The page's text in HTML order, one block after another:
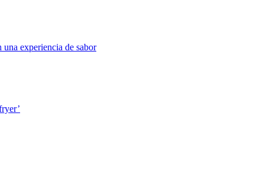
una experiencia de sabor